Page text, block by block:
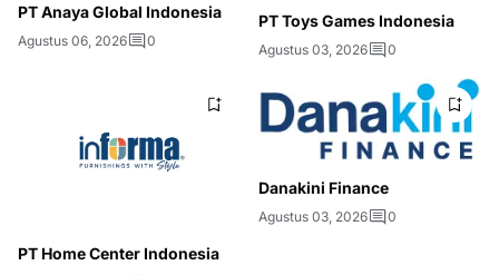
PT Anaya Global Indonesia
Agustus 06, 2026 0
PT Toys Games Indonesia
Agustus 03, 2026 0
PT Home Center Indonesia
Danakini Finance
Agustus 03, 2026 0